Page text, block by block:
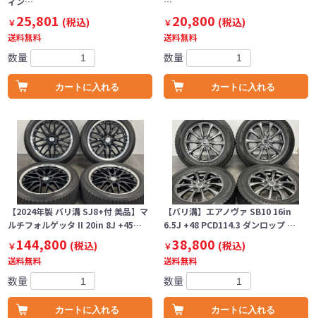
￥25,801 (税込)
送料無料
数量
カートに入れる
￥20,800 (税込)
送料無料
数量
カートに入れる
【2024年製 バリ溝 SJ8+付 美品】マ
ルチフォルゲッタ II 20in 8J +45…
￥144,800 (税込)
送料無料
数量
カートに入れる
【バリ溝】エアノヴァ SB10 16in
6.5J +48 PCD114.3 ダンロップ …
￥38,800 (税込)
送料無料
数量
カートに入れる